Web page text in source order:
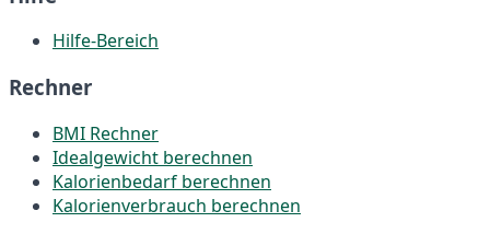
Hilfe-Bereich
Rechner
BMI Rechner
Idealgewicht berechnen
Kalorienbedarf berechnen
Kalorienverbrauch berechnen